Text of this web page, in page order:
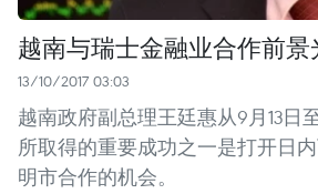
越南与瑞士金融业合作前景
13/10/2017 03:03
越南政府副总理王廷惠从9月13日
所取得的重要成功之一是打开日
明市合作的机会。